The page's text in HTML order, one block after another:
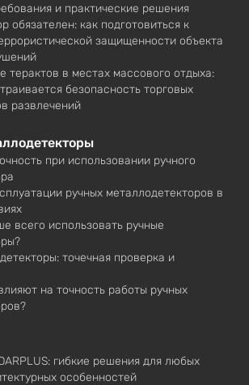
и практические решения
обязателен: как подготовиться к
защищенности объекта
терактов в местах массового отдыха:
безопасность торговых
развлечений
при использовании ручного
ручных металлодетекторов в
всего использовать ручные
точечная проверка и
на точность работы ручных
гибкие решения для любых
особенностей